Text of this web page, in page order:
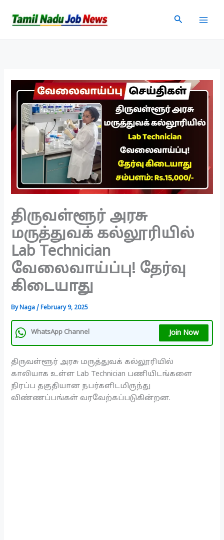
Search
திருவள்ளூர் அரசு
மருத்துவக் கல்லூரியில்
Lab Technician
வேலைவாய்ப்பு! தேர்வு
கிடையாது
ByNaga/February 9, 2025
WhatsApp Channel Join Now
திருவள்ளூர் அரசு மருத்துவக் கல்லூரியில்
காலியாக உள்ள Lab Technician பணியிடங்களை
நிரப்ப தகுதியான நபர்களிடமிருந்து
விண்ணப்பங்கள் வரவேற்கப்படுகின்றன.